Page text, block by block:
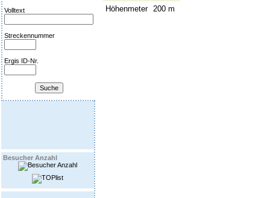
Volltext
Streckennummer
Ergis ID-Nr.
Besucher Anzahl
Höhenmeter
200 m